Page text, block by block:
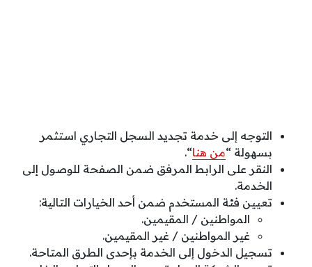
التوجه إلى خدمة تجديد السجل التجاري استثمر
بسهولة “من هنا“.
النقر على الرابط المرفق ضمن الصفحة للوصول إلى
الخدمة.
تعيين فئة المستخدم ضمن أحد الخيارات التالية:
المواطنين / المقيمين.
غير المواطنين / غير المقيمين.
تسجيل الدخول إلى الخدمة بإحدى الطرق المتاحة.